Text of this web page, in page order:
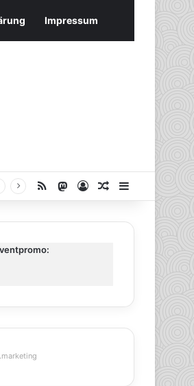
Impressum
RSS Mastodon
AnmeldenZufälliger